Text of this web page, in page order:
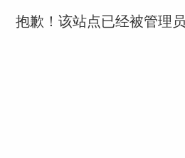
抱歉！该站点已经被管理